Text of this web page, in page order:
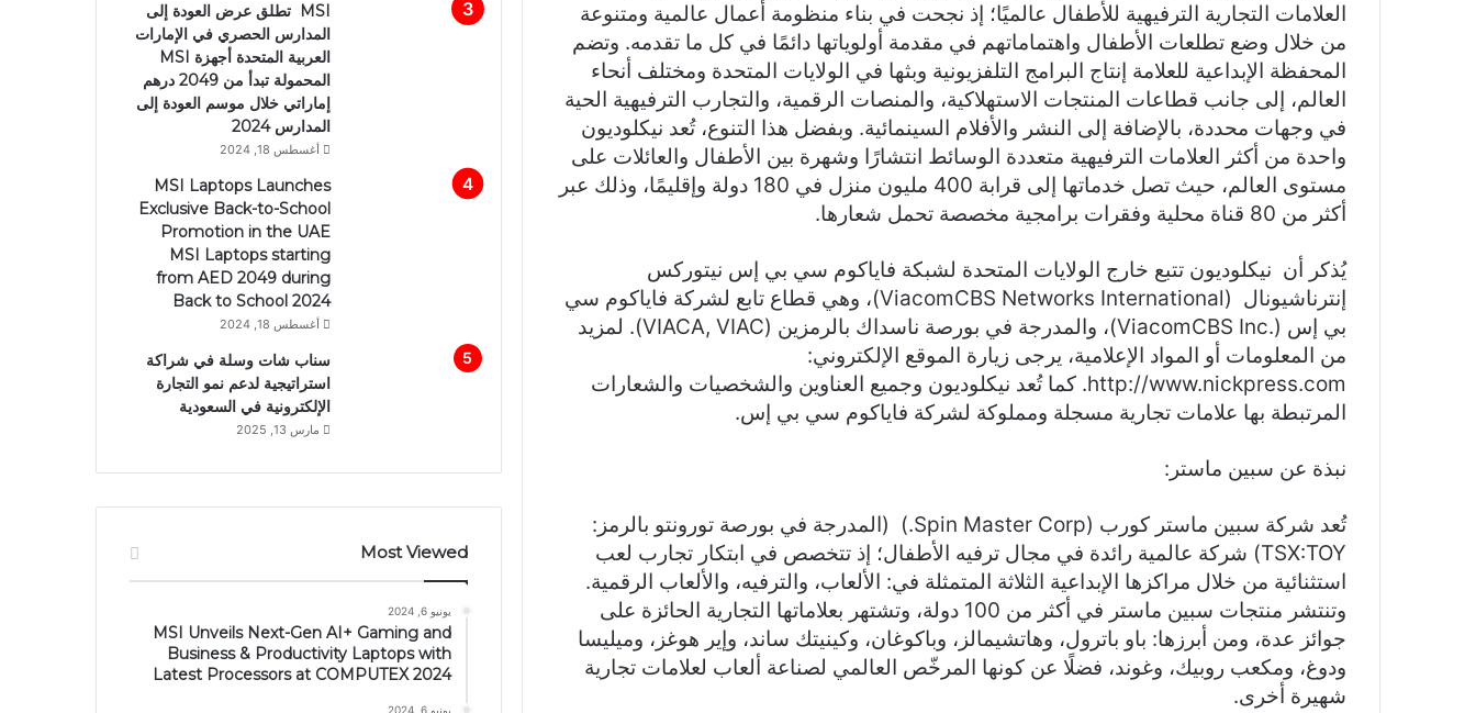
العلامات التجارية الترفيهية للأطفال عالميًا؛ إذ نجحت في بناء منظومة أعمال عالمية ومتنوعة
من خلال وضع تطلعات الأطفال واهتماماتهم في مقدمة أولوياتها دائمًا في كل ما تقدمه. وتضم
المحفظة الإبداعية للعلامة إنتاج البرامج التلفزيونية وبثها في الولايات المتحدة ومختلف أنحاء
العالم، إلى جانب قطاعات المنتجات الاستهلاكية، والمنصات الرقمية، والتجارب الترفيهية الحية
في وجهات محددة، بالإضافة إلى النشر والأفلام السينمائية. وبفضل هذا التنوع، تُعد نيكلوديون
واحدة من أكثر العلامات الترفيهية متعددة الوسائط انتشارًا وشهرة بين الأطفال والعائلات على
مستوى العالم، حيث تصل خدماتها إلى قرابة 400 مليون منزل في 180 دولة وإقليمًا، وذلك عبر
أكثر من 80 قناة محلية وفقرات برامجية مخصصة تحمل شعارها.
يُذكر أن نيكلوديون تتبع خارج الولايات المتحدة لشبكة فاياكوم سي بي إس نيتوركس
إنترناشيونال (ViacomCBS Networks International)، وهي قطاع تابع لشركة فاياكوم سي
بي إس (.ViacomCBS Inc)، والمدرجة في بورصة ناسداك بالرمزين (VIACA, VIAC). لمزيد
من المعلومات أو المواد الإعلامية، يرجى زيارة الموقع الإلكتروني:
http://www.nickpress.com. كما تُعد نيكلوديون وجميع العناوين والشخصيات والشعارات
المرتبطة بها علامات تجارية مسجلة ومملوكة لشركة فاياكوم سي بي إس.
نبذة عن سبين ماستر:
تُعد شركة سبين ماستر كورب (Spin Master Corp.) (المدرجة في بورصة تورونتو بالرمز:
TSX:TOY) شركة عالمية رائدة في مجال ترفيه الأطفال؛ إذ تتخصص في ابتكار تجارب لعب
استثنائية من خلال مراكزها الإبداعية الثلاثة المتمثلة في: الألعاب، والترفيه، والألعاب الرقمية.
وتنتشر منتجات سبين ماستر في أكثر من 100 دولة، وتشتهر بعلاماتها التجارية الحائزة على
جوائز عدة، ومن أبرزها: باو باترول، وهاتشيمالز، وباكوغان، وكينيتك ساند، وإير هوغز، وميليسا
ودوغ، ومكعب روبيك، وغوند، فضلًا عن كونها المرخّص العالمي لصناعة ألعاب لعلامات تجارية
شهيرة أخرى.
MSI تطلق عرض العودة إلى
المدارس الحصري في الإمارات
العربية المتحدة أجهزة MSI
المحمولة تبدأ من 2049 درهم
إماراتي خلال موسم العودة إلى
المدارس 2024
أغسطس 18, 2024
MSI Laptops Launches
Exclusive Back-to-School
Promotion in the UAE
MSI Laptops starting
from AED 2049 during
Back to School 2024
أغسطس 18, 2024
سناب شات وسلة في شراكة
استراتيجية لدعم نمو التجارة
الإلكترونية في السعودية
مارس 13, 2025
Most Viewed
يونيو 6, 2024
MSI Unveils Next-Gen AI+ Gaming and
Business & Productivity Laptops with
Latest Processors at COMPUTEX 2024
يونيو 6, 2024